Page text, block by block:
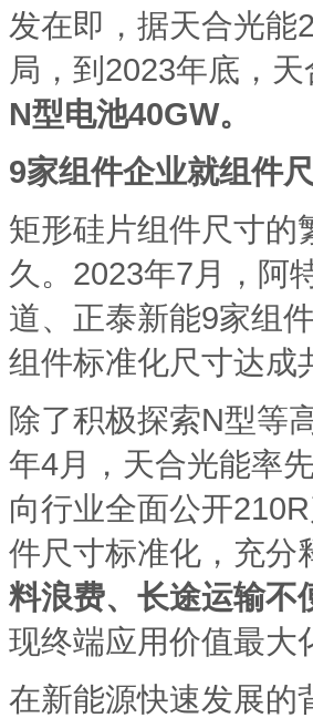
发在即，据天合光能
局，到2023年底，
N型电池40GW。
9家组件企业就组件
矩形硅片组件尺寸的
久。2023年7月，阿
道、正泰新能9家组
组件标准化尺寸达成
除了积极探索N型等
年4月，天合光能率
向行业全面公开
件尺寸标准化，充分
料浪费、长途运输不
现终端应用价值最大
在新能源快速发展的